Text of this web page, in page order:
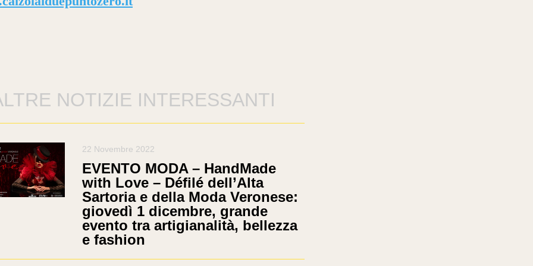
NOTIZIE INTERESSANTI
22 Novembre 2022
EVENTO MODA – HandMade
with Love – Défilé dell’Alta
Sartoria e della Moda Veronese:
giovedì 1 dicembre, grande
evento tra artigianalità, bellezza
e fashion